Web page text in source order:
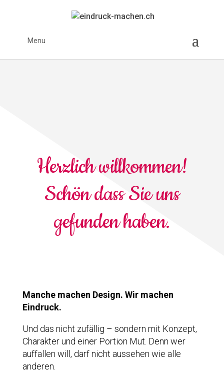
Menu
Herzlich willkommen!
Schön dass Sie uns
gefunden haben.
Manche machen Design. Wir machen
Eindruck.
Und das nicht zufällig – sondern mit Konzept,
Charakter und einer Portion Mut. Denn wer
auffallen will, darf nicht aussehen wie alle
anderen.